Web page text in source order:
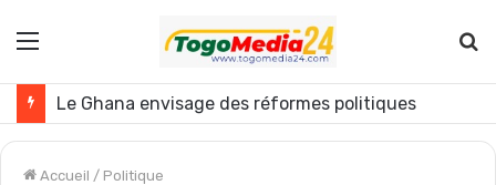
Menu
Accueil / Politique